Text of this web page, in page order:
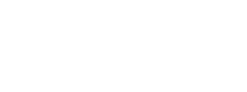
decorative din polystyrene. Potrivit pentru diverse suprafețe
interioara, asigurand o fixare rapida si eficienta. Ușor de
impecabil pe termen lung. Datorită dimensiunilor versatile, se
iar rezultatele vor depăși cu siguranță așteptările tale.